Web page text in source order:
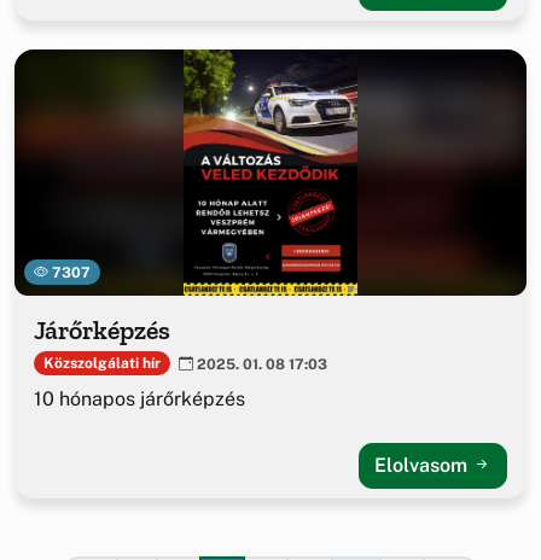
7307
Járőrképzés
Közszolgálati hír 2025. 01. 08 17:03
10 hónapos járőrképzés
Elolvasom